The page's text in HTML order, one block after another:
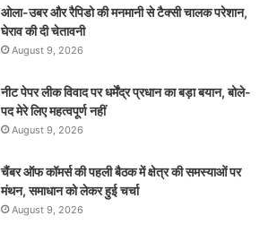
ओला-उबर और रैपिडो की मनमानी से टैक्सी चालक परेशान,
घेराव की दी चेतावनी
August 9, 2026
नीट पेपर लीक विवाद पर धर्मेंद्र प्रधान का बड़ा बयान, बोले-
पद मेरे लिए महत्वपूर्ण नहीं
August 9, 2026
चैंबर ऑफ कॉमर्स की पहली बैठक में क्षेत्र की समस्याओं पर
मंथन, समाधान को लेकर हुई चर्चा
August 9, 2026